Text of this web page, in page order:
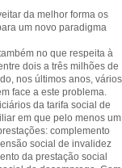
da melhor forma os
um novo paradigma
no que respeita à
dois a três milhões de
nos últimos anos, vários
face a este problema.
da tarifa social de
em que pelo menos um
complemento
social de invalidez
da prestação social